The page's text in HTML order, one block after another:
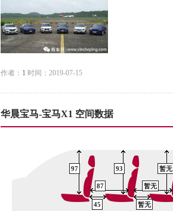
作者： 1 时间：2019-07-15
华晨宝马-宝马X1 空间数据
97 93 暂无
87
45 暂无
暂无